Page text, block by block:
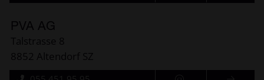
PVA AG
Talstrasse 8
8852 Altendorf SZ